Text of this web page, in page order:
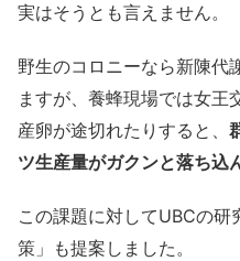
実はそうとも言えません。
野生のコロニーなら新陳代
ますが、養蜂現場では女王
産卵が途切れたりすると、
ツ生産量がガクンと落ち込
この課題に対してUBCの
策」も提案しました。